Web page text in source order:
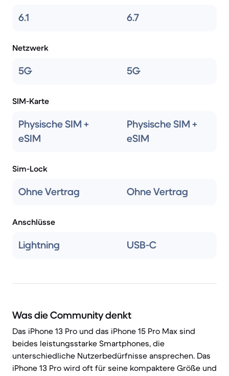
6.1 6.7
Netzwerk
5G 5G
SIM-Karte
Physische SIM +
eSIM
Physische SIM +
eSIM
Sim-Lock
Ohne Vertrag Ohne Vertrag
Anschlüsse
Lightning USB-C
Was die Community denkt
Das iPhone 13 Pro und das iPhone 15 Pro Max sind
beides leistungsstarke Smartphones, die
unterschiedliche Nutzerbedürfnisse ansprechen. Das
iPhone 13 Pro wird oft für seine kompaktere Größe und